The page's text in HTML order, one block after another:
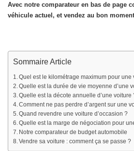
Avec notre comparateur en bas de page
véhicule actuel, et vendez au bon
Sommaire Article
Quel est le kilométrage maximum pour une
Quelle est la durée de vie moyenne d’une
Quelle est la décote annuelle d’une voiture
Comment ne pas perdre d’argent sur une
Quand revendre une voiture d’occasion ?
Quelle est la marge de négociation pour
Notre comparateur de budget automobile
Vendre sa voiture : comment ça se passe ?